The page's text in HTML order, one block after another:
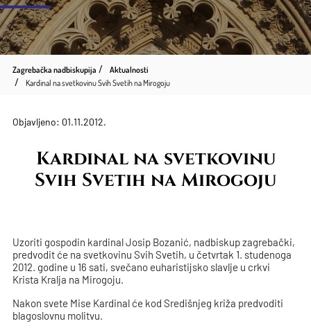
Zagrebačka nadbiskupija
Aktualnosti
Kardinal na svetkovinu Svih Svetih na Mirogoju
Objavljeno: 01.11.2012.
Kardinal na svetkovinu
Svih Svetih na Mirogoju
Uzoriti gospodin kardinal Josip Bozanić, nadbiskup zagrebački,
predvodit će na svetkovinu Svih Svetih, u četvrtak 1. studenoga
2012. godine u 16 sati, svečano euharistijsko slavlje u crkvi
Krista Kralja na Mirogoju.
Nakon svete Mise Kardinal će kod Središnjeg križa predvoditi
blagoslovnu molitvu.